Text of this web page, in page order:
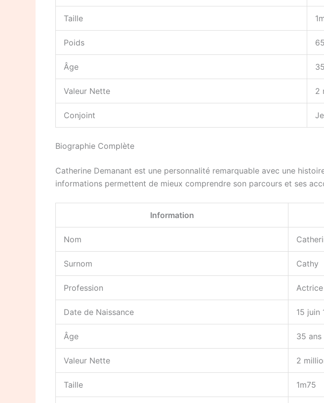
Taille
Poids
Âge
Valeur Nette 2
Conjoint
Biographie Complète
Catherine Demanant est une personnalité remarquable avec une
informations permettent de mieux comprendre son parcours et ses
Information
Nom
Surnom Cathy
Profession Actrice
Date de Naissance 15 juin
Âge 35 ans
Valeur Nette 2
Taille 1m75